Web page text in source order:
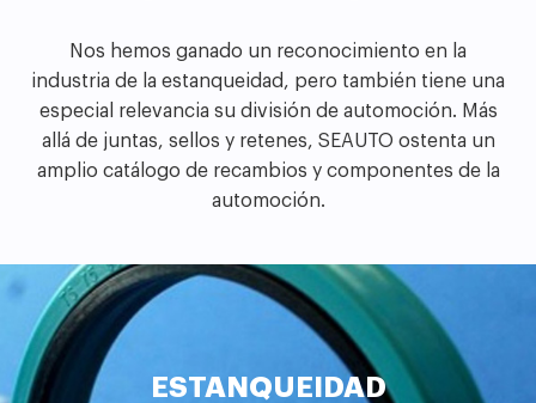
Nos hemos ganado un reconocimiento en la
industria de la estanqueidad, pero también tiene una
especial relevancia su división de automoción. Más
allá de juntas, sellos y retenes, SEAUTO ostenta un
amplio catálogo de recambios y componentes de la
automoción.
ESTANQUEIDAD